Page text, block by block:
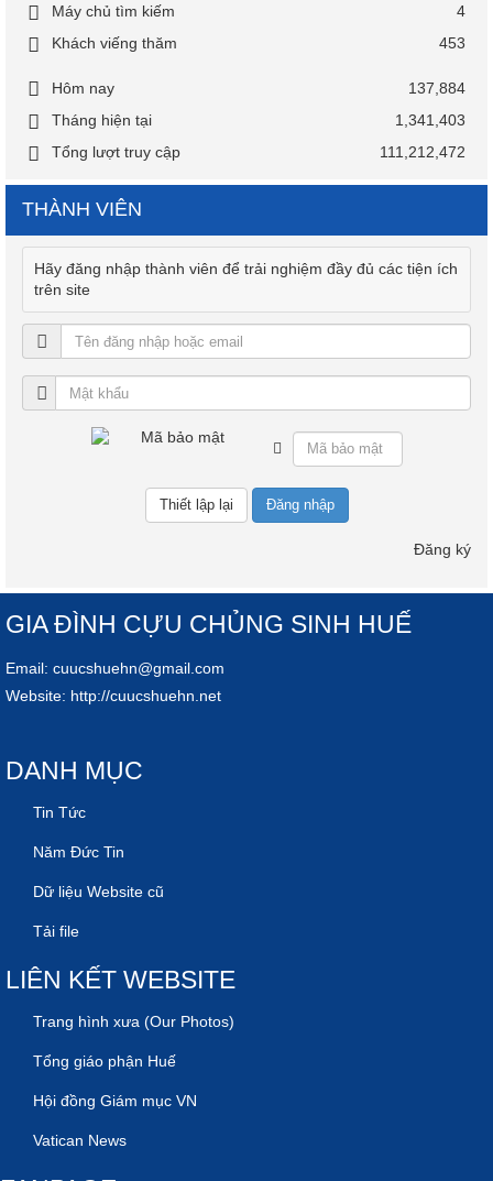
Máy chủ tìm kiếm
4
Khách viếng thăm
453
Hôm nay
137,884
Tháng hiện tại
1,341,403
Tổng lượt truy cập
111,212,472
THÀNH VIÊN
Hãy đăng nhập thành viên để trải nghiệm đầy đủ các tiện ích
trên site
Đăng nhập
Đăng ký
GIA ĐÌNH CỰU CHỦNG SINH HUẾ
Email: cuucshuehn@gmail.com
Website: http://cuucshuehn.net
DANH MỤC
Tin Tức
Năm Đức Tin
Dữ liệu Website cũ
Tải file
LIÊN KẾT WEBSITE
Trang hình xưa (Our Photos)
Tổng giáo phận Huế
Hội đồng Giám mục VN
Vatican News